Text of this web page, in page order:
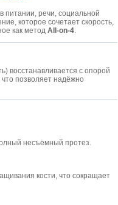
питании, речи, социальной
которое сочетает скорость,
как метод All-on-4.
восстанавливается с опорой
позволяет надёжно
несъёмный протез.
кости, что сокращает